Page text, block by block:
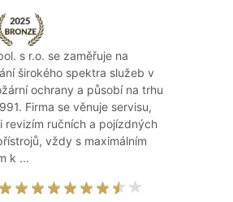
s r.o. se zaměřuje na
širokého spektra služeb v
ochrany a působí na trhu
Firma se věnuje servisu,
revizím ručních a pojízdných
vždy s maximálním
k ...